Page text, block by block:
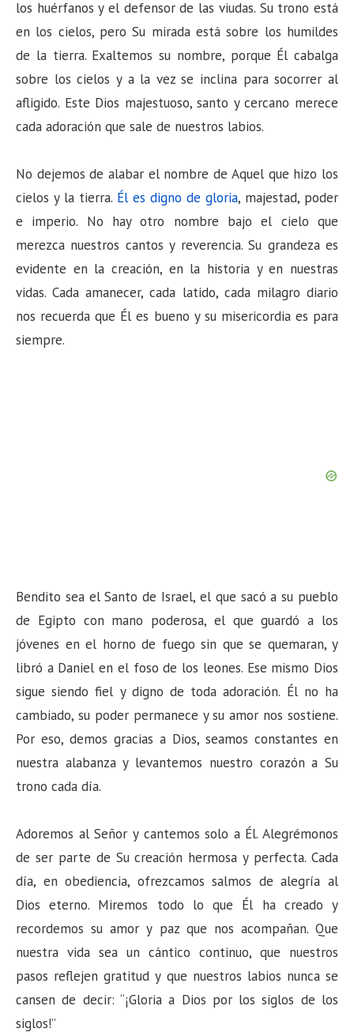
los huérfanos y el defensor de las viudas. Su trono está
en los cielos, pero Su mirada está sobre los humildes
de la tierra. Exaltemos su nombre, porque Él cabalga
sobre los cielos y a la vez se inclina para socorrer al
afligido. Este Dios majestuoso, santo y cercano merece
cada adoración que sale de nuestros labios.
No dejemos de alabar el nombre de Aquel que hizo los
cielos y la tierra. Él es digno de gloria, majestad, poder
e imperio. No hay otro nombre bajo el cielo que
merezca nuestros cantos y reverencia. Su grandeza es
evidente en la creación, en la historia y en nuestras
vidas. Cada amanecer, cada latido, cada milagro diario
nos recuerda que Él es bueno y su misericordia es para
siempre.
Bendito sea el Santo de Israel, el que sacó a su pueblo
de Egipto con mano poderosa, el que guardó a los
jóvenes en el horno de fuego sin que se quemaran, y
libró a Daniel en el foso de los leones. Ese mismo Dios
sigue siendo fiel y digno de toda adoración. Él no ha
cambiado, su poder permanece y su amor nos sostiene.
Por eso, demos gracias a Dios, seamos constantes en
nuestra alabanza y levantemos nuestro corazón a Su
trono cada día.
Adoremos al Señor y cantemos solo a Él. Alegrémonos
de ser parte de Su creación hermosa y perfecta. Cada
día, en obediencia, ofrezcamos salmos de alegría al
Dios eterno. Miremos todo lo que Él ha creado y
recordemos su amor y paz que nos acompañan. Que
nuestra vida sea un cántico continuo, que nuestros
pasos reflejen gratitud y que nuestros labios nunca se
cansen de decir: “¡Gloria a Dios por los siglos de los
siglos!”